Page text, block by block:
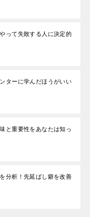
って失敗する人に決定的
ターに学んだほうがいい
と重要性をあなたは知っ
分析！先延ばし癖を改善